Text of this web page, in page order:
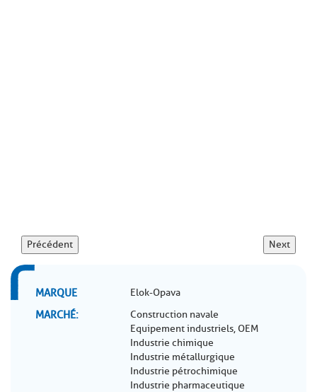
Précédent Next
MARQUE Elok-Opava
MARCHÉ
Construction navale
Equipement industriels, OEM
Industrie chimique
Industrie métallurgique
Industrie pétrochimique
Industrie pharmaceutique